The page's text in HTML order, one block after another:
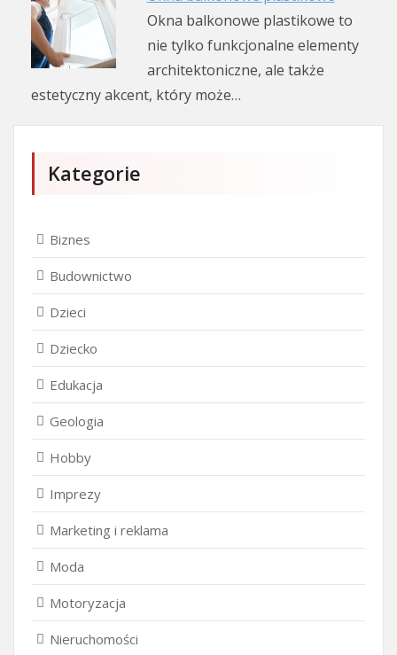
Okna balkonowe plastikowe to
nie tylko funkcjonalne elementy
architektoniczne, ale także
estetyczny akcent, który może…
Kategorie
Biznes
Budownictwo
Dzieci
Dziecko
Edukacja
Geologia
Hobby
Imprezy
Marketing i reklama
Moda
Motoryzacja
Nieruchomości